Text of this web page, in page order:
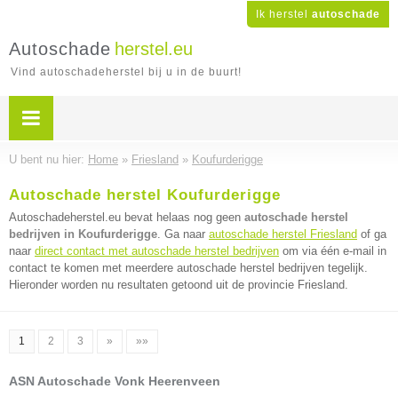
Ik herstel autoschade
Autoschade herstel.eu
Vind autoschadeherstel bij u in de buurt!
U bent nu hier: Home » Friesland » Koufurderigge
Autoschade herstel Koufurderigge
Autoschadeherstel.eu bevat helaas nog geen autoschade herstel
bedrijven in Koufurderigge. Ga naar autoschade herstel Friesland of ga
naar direct contact met autoschade herstel bedrijven om via één e-mail in
contact te komen met meerdere autoschade herstel bedrijven tegelijk.
Hieronder worden nu resultaten getoond uit de provincie Friesland.
1 2 3 » »»
ASN Autoschade Vonk Heerenveen